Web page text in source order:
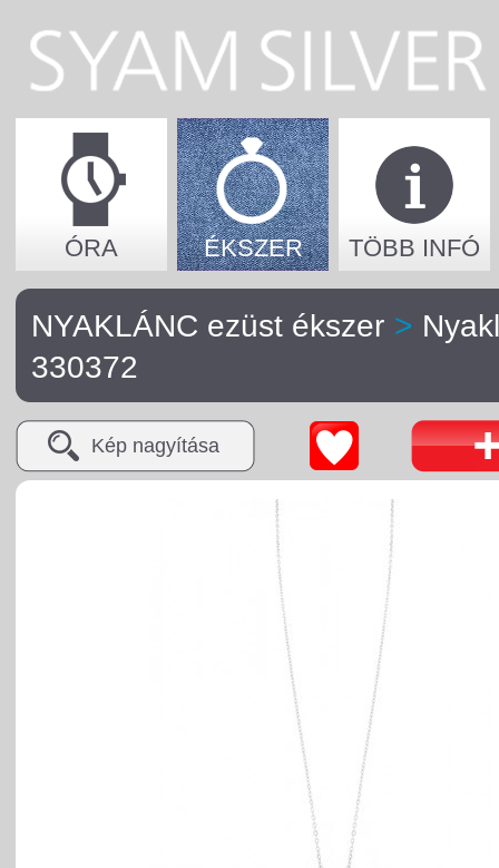
ÓRA ÉKSZER TÖBB INFÓ
NYAKLÁNC ezüst ékszer >
330372
Kép nagyítása